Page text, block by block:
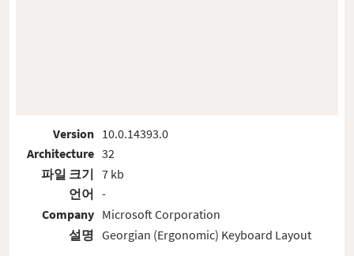
Version
Architecture
파일 크기
언어
Company
설명
10.0.14393.0
32
7 kb
-
Microsoft Corporation
Georgian (Ergonomic) Keyboard Layout